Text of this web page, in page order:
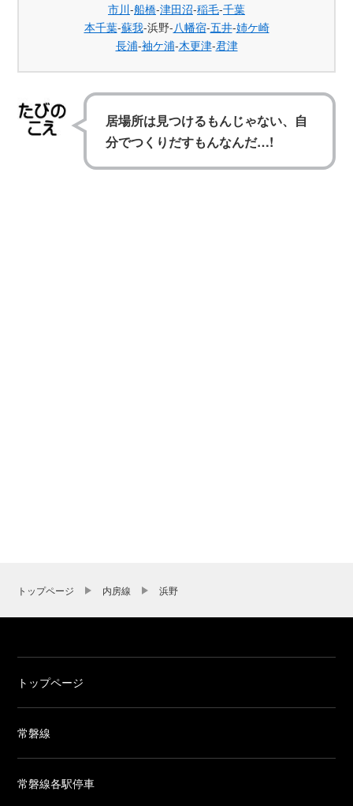
市川-船橋-津田沼-稲毛-千葉
本千葉-蘇我-浜野-八幡宿-五井-姉ケ崎
長浦-袖ケ浦-木更津-君津
居場所は見つけるもんじゃない、自
分でつくりだすもんなんだ…!
トップページ 内房線 浜野
トップページ
常磐線
常磐線各駅停車